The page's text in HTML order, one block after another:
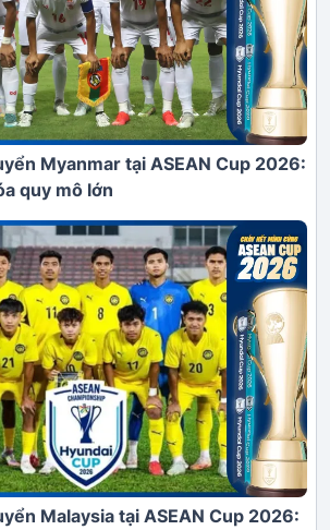
Myanmar tại ASEAN Cup 2026:
quy mô lớn
Malaysia tại ASEAN Cup 2026: